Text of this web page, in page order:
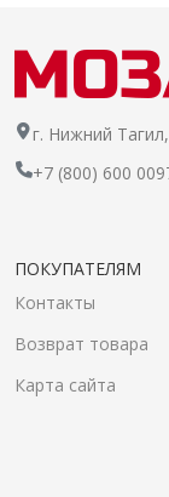
г. Нижний
+7 (800) 600
ПОКУПАТЕЛЯМ
Контакты
Возврат товара
Карта сайта